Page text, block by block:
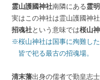
霊山護國神社南隣にある霊
実はこの神社は霊山護國神社
招魂社という意味では桜山
※桜山神社は国事に殉難した
皆で祀る最古の招魂場。
清末藩出身の儒者で勤皇志